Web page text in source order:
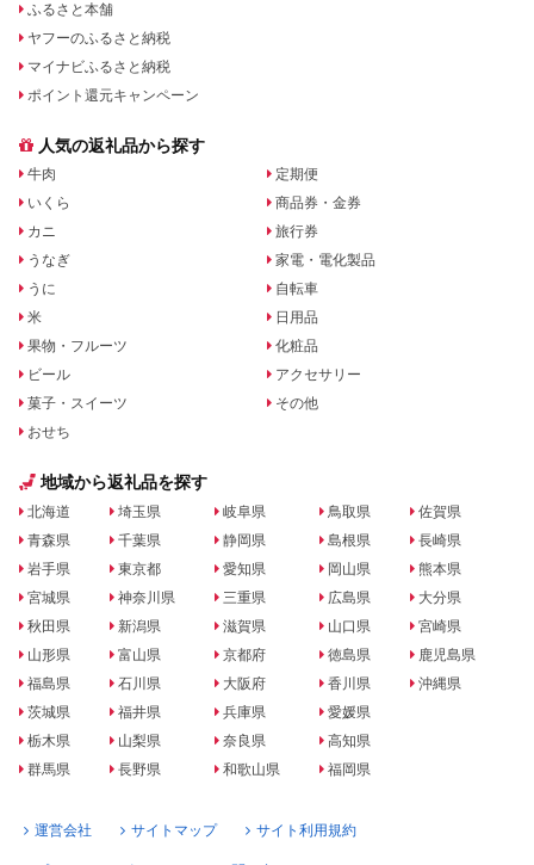
ふるさと本舗
ヤフーのふるさと納税
マイナビふるさと納税
ポイント還元キャンペーン
人気の返礼品から探す
牛肉
いくら
カニ
うなぎ
うに
米
果物・フルーツ
ビール
菓子・スイーツ
おせち
定期便
商品券・金券
旅行券
家電・電化製品
自転車
日用品
化粧品
アクセサリー
その他
地域から返礼品を探す
北海道
青森県
岩手県
宮城県
秋田県
山形県
福島県
茨城県
栃木県
群馬県
埼玉県
千葉県
東京都
神奈川県
新潟県
富山県
石川県
福井県
山梨県
長野県
岐阜県
静岡県
愛知県
三重県
滋賀県
京都府
大阪府
兵庫県
奈良県
和歌山県
鳥取県
島根県
岡山県
広島県
山口県
徳島県
香川県
愛媛県
高知県
福岡県
佐賀県
長崎県
熊本県
大分県
宮崎県
鹿児島県
沖縄県
運営会社 サイトマップ サイト利用規約